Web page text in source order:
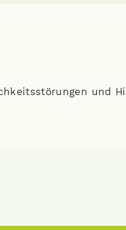
und